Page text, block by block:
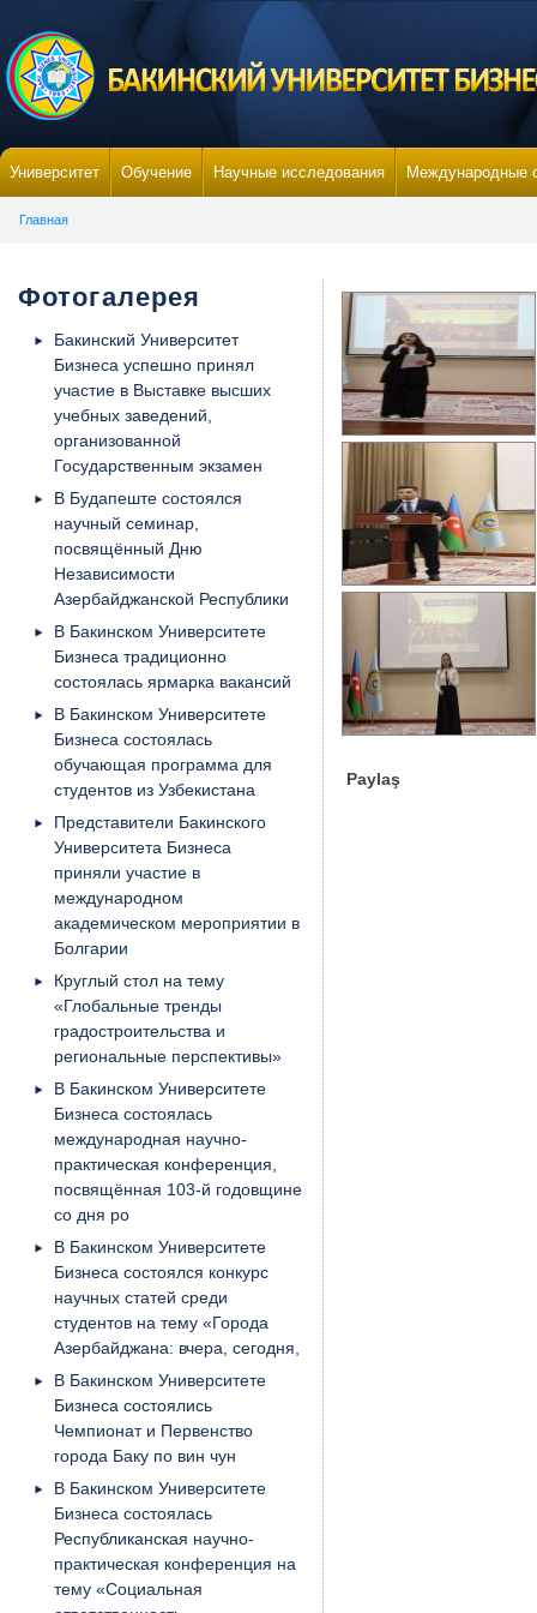
Университет Обучение Научные исследования Международные
Главная
Фотогалерея
Бакинский Университет
Бизнеса успешно принял
участие в Выставке высших
учебных заведений,
организованной
Государственным экзамен
В Будапеште состоялся
научный семинар,
посвящённый Дню
Независимости
Азербайджанской Республики
В Бакинском Университете
Бизнеса традиционно
состоялась ярмарка вакансий
В Бакинском Университете
Бизнеса состоялась
обучающая программа для
студентов из Узбекистана
Представители Бакинского
Университета Бизнеса
приняли участие в
международном
академическом мероприятии в
Болгарии
Круглый стол на тему
«Глобальные тренды
градостроительства и
региональные перспективы»
В Бакинском Университете
Бизнеса состоялась
международная научно-
практическая конференция,
посвящённая 103-й годовщине
со дня ро
В Бакинском Университете
Бизнеса состоялся конкурс
научных статей среди
студентов на тему «Города
Азербайджана: вчера, сегодня,
В Бакинском Университете
Бизнеса состоялись
Чемпионат и Первенство
города Баку по вин чун
В Бакинском Университете
Бизнеса состоялась
Республиканская научно-
практическая конференция на
тему «Социальная
Paylaş